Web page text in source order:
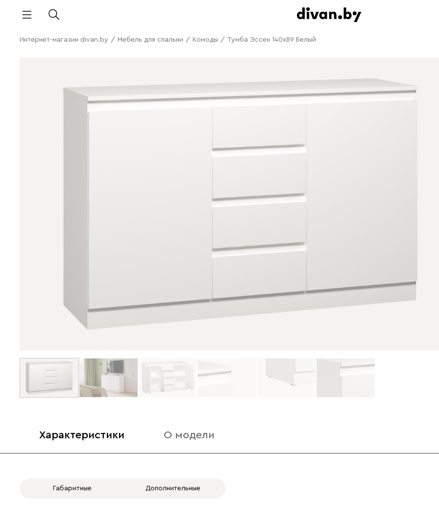
Интернет-магазин divan.by / Мебель для спальни / Комоды / Тумба Эссен 140x89 Белый
Характеристики О модели
Габаритные Дополнительные